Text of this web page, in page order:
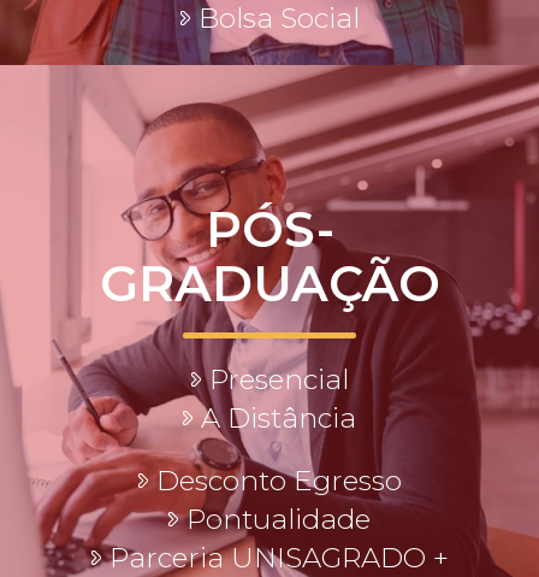
Bolsa Social
PÓS-
GRADUAÇÃO
Presencial
A Distância
Desconto Egresso
Pontualidade
Parceria UNISAGRADO +